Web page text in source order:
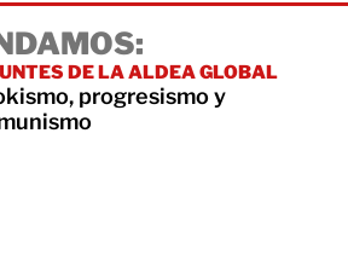
DE LA ALDEA GLOBAL
progresismo y